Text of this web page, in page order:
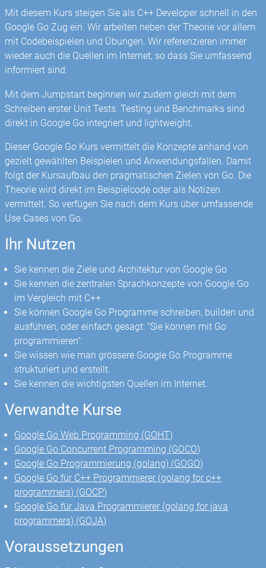
Mit diesem Kurs steigen Sie als C++ Developer schnell in den
Google Go Zug ein. Wir arbeiten neben der Theorie vor allem
mit Codebeispielen und Übungen. Wir referenzieren immer
wieder auch die Quellen im Internet, so dass Sie umfassend
informiert sind.
Mit dem Jumpstart beginnen wir zudem gleich mit dem
Schreiben erster Unit Tests. Testing und Benchmarks sind
direkt in Google Go integriert und lightweight.
Dieser Google Go Kurs vermittelt die Konzepte anhand von
gezielt gewählten Beispielen und Anwendungsfällen. Damit
folgt der Kursaufbau den pragmatischen Zielen von Go. Die
Theorie wird direkt im Beispielcode oder als Notizen
vermittelt. So verfügen Sie nach dem Kurs über umfassende
Use Cases von Go.
Ihr Nutzen
Sie kennen die Ziele und Architektur von Google Go
Sie kennen die zentralen Sprachkonzepte von Google Go
im Vergleich mit C++
Sie können Google Go Programme schreiben, builden und
ausführen, oder einfach gesagt: "Sie können mit Go
programmieren".
Sie wissen wie man grössere Google Go Programme
strukturiert und erstellt.
Sie kennen die wichtigsten Quellen im Internet.
Verwandte Kurse
Google Go Web Programming (GOHT)
Google Go Concurrent Programming (GOCO)
Google Go Programmierung (golang) (GOGO)
Google Go für C++ Programmierer (golang for c++
programmers) (GOCP)
Google Go für Java Programmierer (golang for java
programmers) (GOJA)
Voraussetzungen